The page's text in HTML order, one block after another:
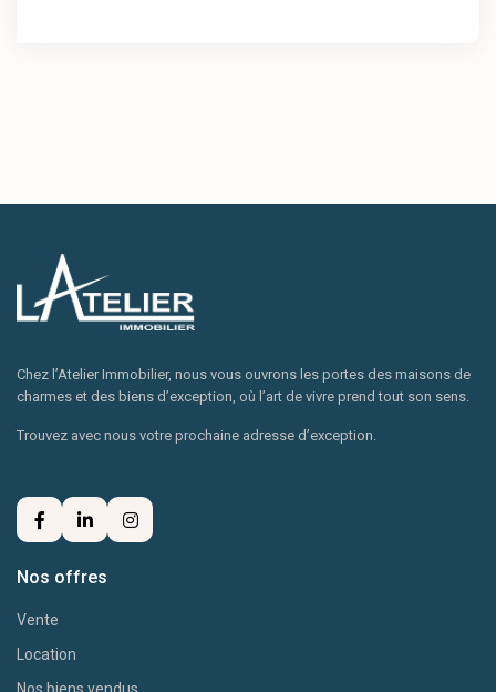
Chez l’Atelier Immobilier, nous vous ouvrons les portes des maisons de
charmes et des biens d’exception, où l’art de vivre prend tout son sens.
Trouvez avec nous votre prochaine adresse d’exception.
Nos offres
Vente
Location